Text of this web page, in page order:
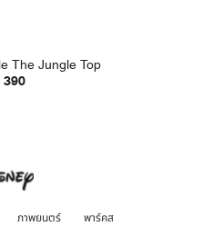
The Jungle Top
ภาพยนตร์ พาร์คส